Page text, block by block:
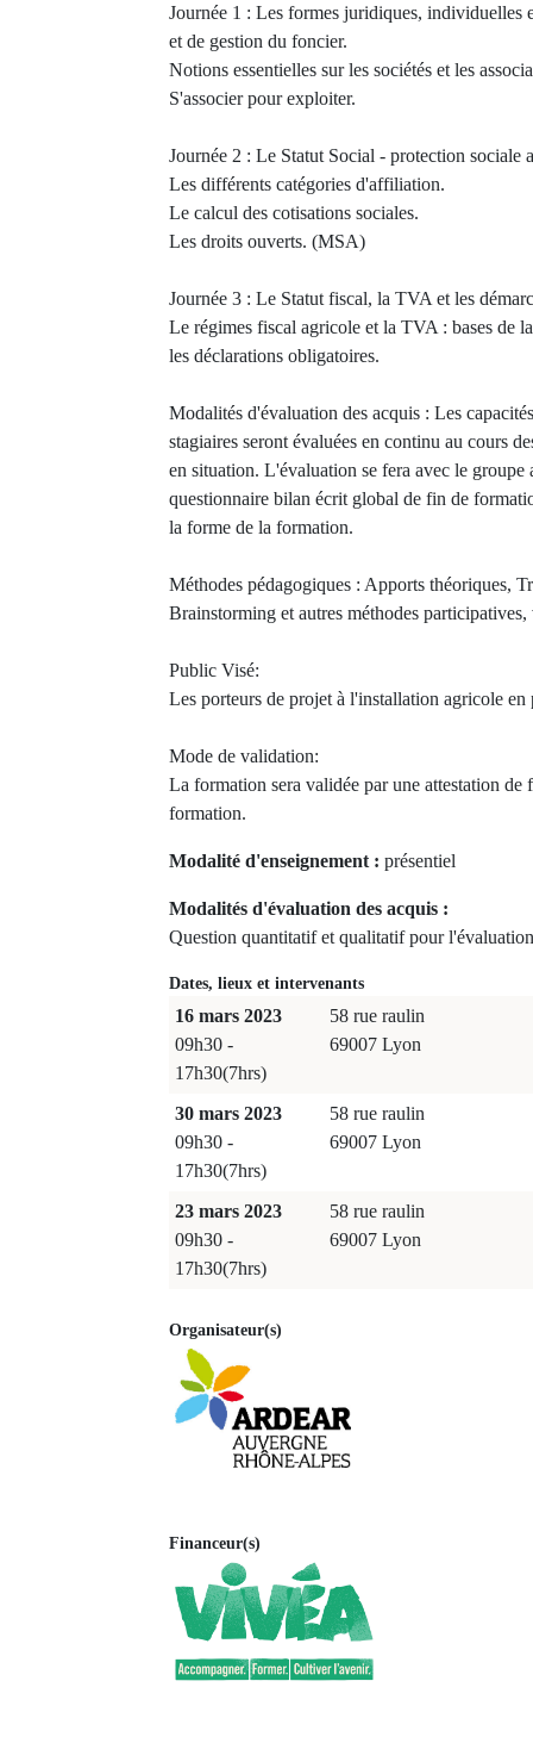
Journée 1 : Les formes juridiques, individuelles
et de gestion du foncier.
Notions essentielles sur les sociétés et les
S'associer pour exploiter.
Journée 2 : Le Statut Social - protection sociale
Les différents catégories d'affiliation.
Le calcul des cotisations sociales.
Les droits ouverts. (MSA)
Journée 3 : Le Statut fiscal, la TVA et les
Le régimes fiscal agricole et la TVA : bases de
les déclarations obligatoires.
Modalités d'évaluation des acquis : Les
stagiaires seront évaluées en continu au cours
en situation. L'évaluation se fera avec le groupe
questionnaire bilan écrit global de fin de
la forme de la formation.
Méthodes pédagogiques : Apports théoriques,
Brainstorming et autres méthodes
Public Visé:
Les porteurs de projet à l'installation agricole en
Mode de validation:
La formation sera validée par une attestation de
formation.
Modalité d'enseignement : présentiel
Modalités d'évaluation des acquis :
Question quantitatif et qualitatif pour
Dates, lieux et intervenants
16 mars 2023
09h30 -
17h30(7hrs)
58 rue raulin
69007 Lyon
30 mars 2023
09h30 -
17h30(7hrs)
58 rue raulin
69007 Lyon
23 mars 2023
09h30 -
17h30(7hrs)
58 rue raulin
69007 Lyon
Organisateur(s)
Financeur(s)